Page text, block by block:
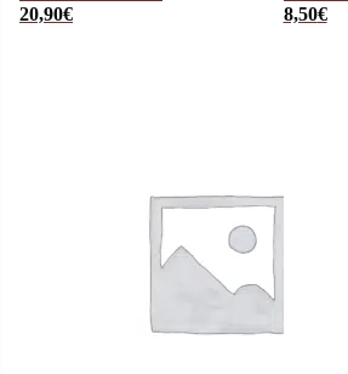
Pyjama Enfant
20,90€ 8,50€